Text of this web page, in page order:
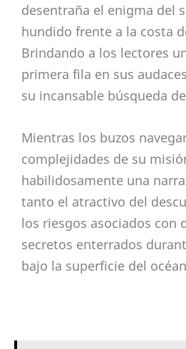
desentraña el enigma del
hundido frente a la costa
Brindando a los lectores
primera fila en sus
su incansable búsqueda
Mientras los buzos
complejidades de su
habilidosamente una
tanto el atractivo del
los riesgos asociados con
secretos enterrados
bajo la superficie del